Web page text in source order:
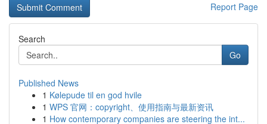
Report Page
Search
Go
Published News
1 Kølepude til en god hvile
1 WPS 官网：copyright、使用指南与最新资讯
1 How contemporary companies are steering the int...